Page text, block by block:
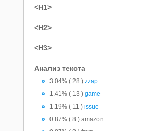
<H1>
<H2>
<H3>
Анализ текста
3.04% ( 28 ) zzap
1.41% ( 13 ) game
1.19% ( 11 ) issue
0.87% ( 8 ) amazon